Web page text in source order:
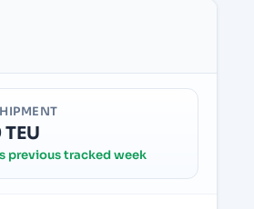
previous tracked week